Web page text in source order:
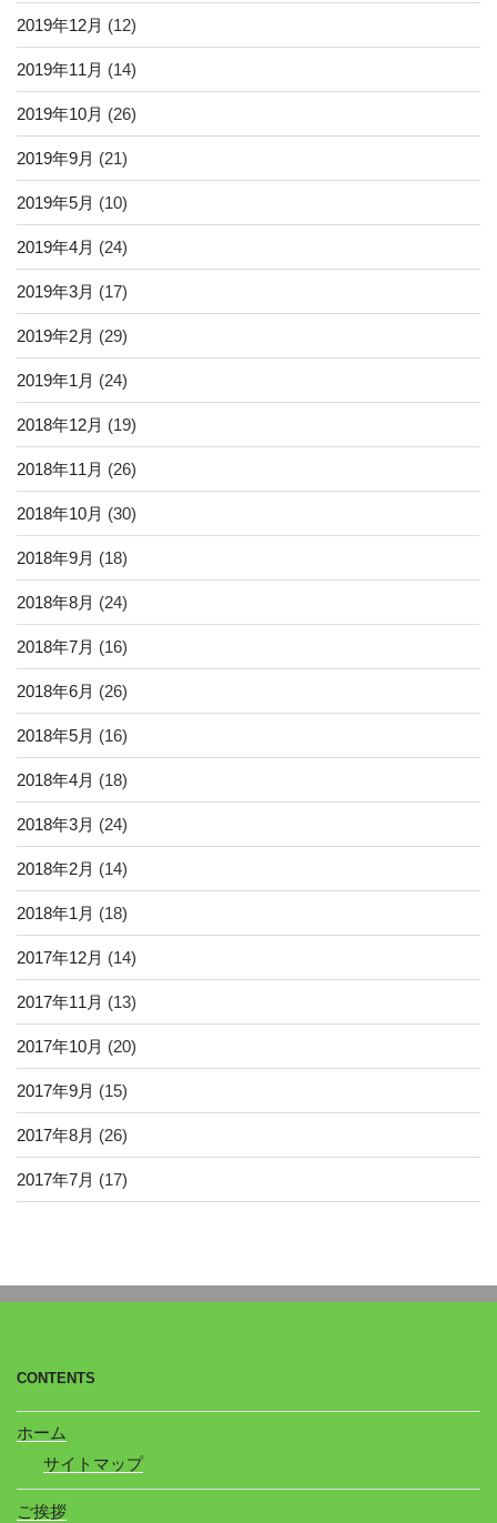
2019年12月 (12)
2019年11月 (14)
2019年10月 (26)
2019年9月 (21)
2019年5月 (10)
2019年4月 (24)
2019年3月 (17)
2019年2月 (29)
2019年1月 (24)
2018年12月 (19)
2018年11月 (26)
2018年10月 (30)
2018年9月 (18)
2018年8月 (24)
2018年7月 (16)
2018年6月 (26)
2018年5月 (16)
2018年4月 (18)
2018年3月 (24)
2018年2月 (14)
2018年1月 (18)
2017年12月 (14)
2017年11月 (13)
2017年10月 (20)
2017年9月 (15)
2017年8月 (26)
2017年7月 (17)
CONTENTS
ホーム
サイトマップ
ご挨拶